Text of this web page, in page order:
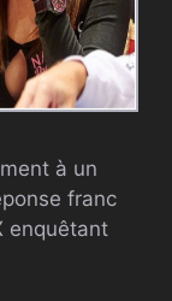
à un
franc
enquêtant